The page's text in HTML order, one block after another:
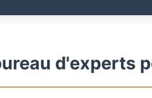
d'experts